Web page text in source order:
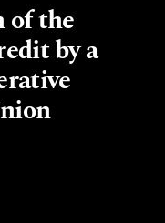
the
by a